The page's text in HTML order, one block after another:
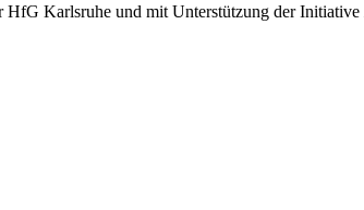
HfG Karlsruhe und mit Unterstützung der Initiative